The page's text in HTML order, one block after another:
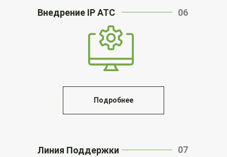
Внедрение IP АТС 06
Подробнее
Линия Поддержки 07